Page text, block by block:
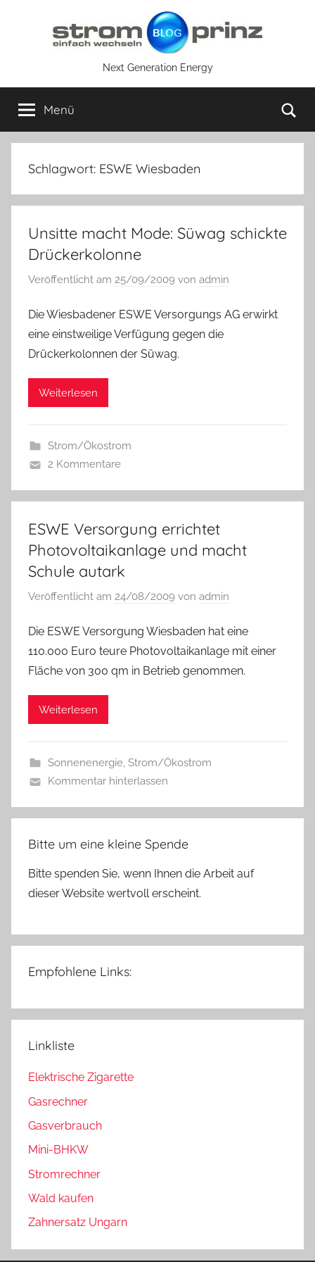
Next Generation Energy
Menü
Schlagwort: ESWE Wiesbaden
Unsitte macht Mode: Süwag schickte
Drückerkolonne
Veröffentlicht am 25/09/2009 von admin
Die Wiesbadener ESWE Versorgungs AG erwirkt
eine einstweilige Verfügung gegen die
Drückerkolonnen der Süwag.
Weiterlesen
Strom/Ökostrom
2 Kommentare
ESWE Versorgung errichtet
Photovoltaikanlage und macht
Schule autark
Veröffentlicht am 24/08/2009 von admin
Die ESWE Versorgung Wiesbaden hat eine
110.000 Euro teure Photovoltaikanlage mit einer
Fläche von 300 qm in Betrieb genommen.
Weiterlesen
Sonnenenergie, Strom/Ökostrom
Kommentar hinterlassen
Bitte um eine kleine Spende
Bitte spenden Sie, wenn Ihnen die Arbeit auf
dieser Website wertvoll erscheint.
Empfohlene Links:
Linkliste
Elektrische Zigarette
Gasrechner
Gasverbrauch
Mini-BHKW
Stromrechner
Wald kaufen
Zahnersatz Ungarn